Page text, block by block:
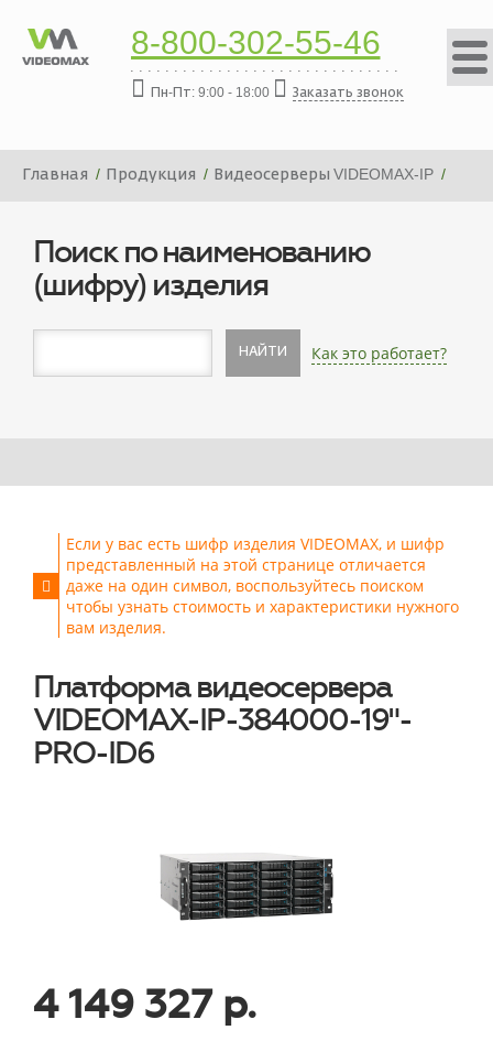
8-800-302-55-46
Пн-Пт: 9:00 - 18:00 Заказать звонок
Главная Продукция
Видеосерверы VIDEOMAX-IP
Поиск по наименованию
(шифру) изделия
НАЙТИ Как это работает?
Если у вас есть шифр изделия VIDEOMAX, и шифр
представленный на этой странице отличается
даже на один символ, воспользуйтесь поиском
чтобы узнать стоимость и характеристики нужного
вам изделия.
Платформа видеосервера
VIDEOMAX-IP-384000-19"-
PRO-ID6
4 149 327 р.